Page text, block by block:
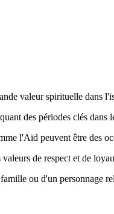
valeur spirituelle dans
des périodes clés dans
l'Aïd peuvent être des
de respect et de
ou d'un personnage